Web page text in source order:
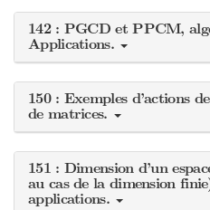
142 : PGCD et PPCM,
Applications.
150 : Exemples d’actions
de matrices.
151 : Dimension d’un
au cas de la dimension
applications.